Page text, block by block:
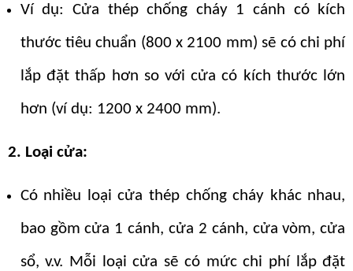
Ví dụ: Cửa thép chống cháy 1 cánh có kích
thước tiêu chuẩn (800 x 2100 mm) sẽ có chi phí
lắp đặt thấp hơn so với cửa có kích thước lớn
hơn (ví dụ: 1200 x 2400 mm).
2. Loại cửa:
Có nhiều loại cửa thép chống cháy khác nhau,
bao gồm cửa 1 cánh, cửa 2 cánh, cửa vòm, cửa
sổ, v.v. Mỗi loại cửa sẽ có mức chi phí lắp đặt